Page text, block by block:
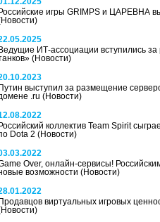
Российские игры GRIMPS и ЦАРЕВНА
Ведущие ИТ-ассоциации вступились
(Новости)
Путин выступил за размещение
.ru (Новости)
Российский коллектив Team Spirit
Dota 2 (Новости)
Over, онлайн-сервисы!
возможности (Новости)
Продавцов виртуальных игровых